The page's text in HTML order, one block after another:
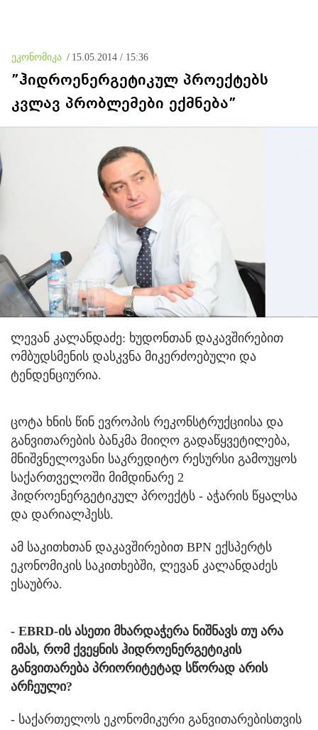
ეკონომიკა / 15.05.2014 / 15:36
”ჰიდროენერგეტიკულ პროექტებს
კვლავ პრობლემები ექმნება”
ლევან კალანდაძე: ხუდონთან დაკავშირებით
ომბუდსმენის დასკვნა მიკერძოებული და
ტენდენციურია.
ცოტა ხნის წინ ევროპის რეკონსტრუქციისა და
განვითარების ბანკმა მიიღო გადაწყვეტილება,
მნიშვნელოვანი საკრედიტო რესურსი გამოუყოს
საქართველოში მიმდინარე 2
ჰიდროენერგეტიკულ პროექტს - აჭარის წყალსა
და დარიალჰესს.
ამ საკითხთან დაკავშირებით BPN ექსპერტს
ეკონომიკის საკითხებში, ლევან კალანდაძეს
ესაუბრა.
- EBRD-ის ასეთი მხარდაჭერა ნიშნავს თუ არა
იმას, რომ ქვეყნის ჰიდროენერგეტიკის
განვითარება პრიორიტეტად სწორად არის
არჩეული?
- საქართელოს ეკონომიკური განვითარებისთვის